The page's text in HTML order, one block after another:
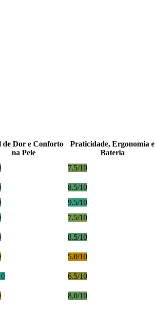
de Dor e Conforto
na Pele
Praticidade, Ergonomia e
Bateria
7.5/10
8.5/10
9.5/10
7.5/10
8.5/10
5.0/10
6.5/10
8.0/10